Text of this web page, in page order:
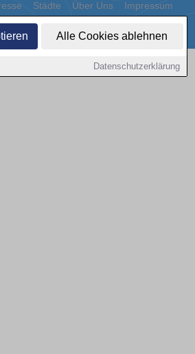
Alle Cookies ablehnen
Datenschutzerklärung
Städte Über Uns Impressum
Cookies
Infosysteme GmbH | Content by: 1a-sites-autos